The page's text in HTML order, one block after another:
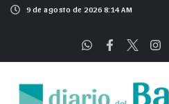
9 de agosto de 2026 8:14 AM